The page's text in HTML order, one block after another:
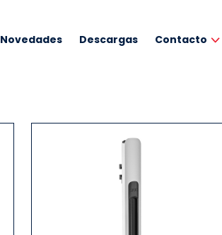
Novedades Descargas Contacto